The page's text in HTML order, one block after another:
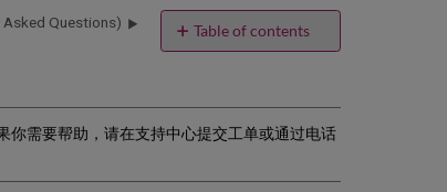
email
PDF
Table of contents
No
Asked Questions)
你需要帮助，请在支持中心提交工单或通过电话